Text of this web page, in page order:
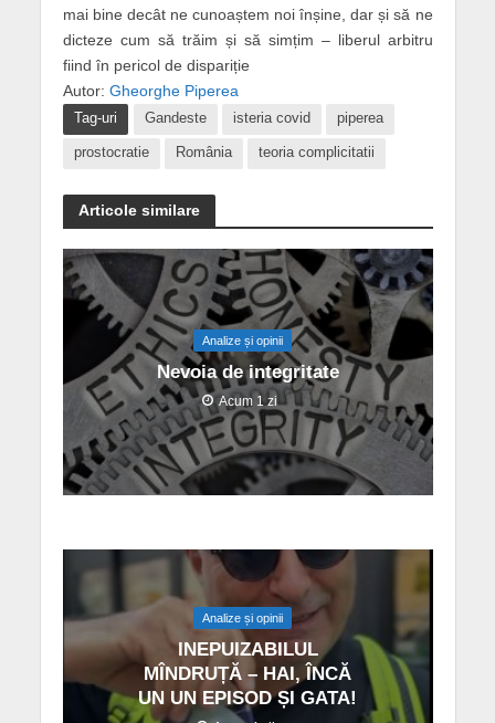
mai bine decât ne cunoaștem noi înșine, dar și să ne
dicteze cum să trăim și să simțim – liberul arbitru
fiind în pericol de dispariție
Autor: Gheorghe Piperea
Tag-uri Gandeste isteria covid piperea
prostocratie România teoria complicitatii
Articole similare
Analize și opinii
Nevoia de integritate
Acum 1 zi
Analize și opinii
INEPUIZABILUL
MÎNDRUȚĂ – HAI, ÎNCĂ
UN UN EPISOD ȘI GATA!